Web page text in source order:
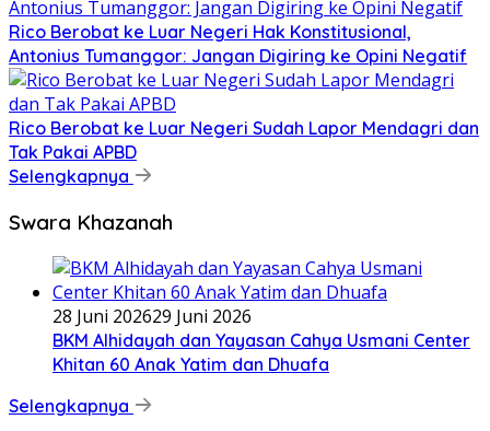
Rico Berobat ke Luar Negeri Hak Konstitusional,
Antonius Tumanggor: Jangan Digiring ke Opini Negatif
Rico Berobat ke Luar Negeri Sudah Lapor Mendagri dan
Tak Pakai APBD
Selengkapnya
Swara Khazanah
28 Juni 202629 Juni 2026
BKM Alhidayah dan Yayasan Cahya Usmani Center
Khitan 60 Anak Yatim dan Dhuafa
Selengkapnya